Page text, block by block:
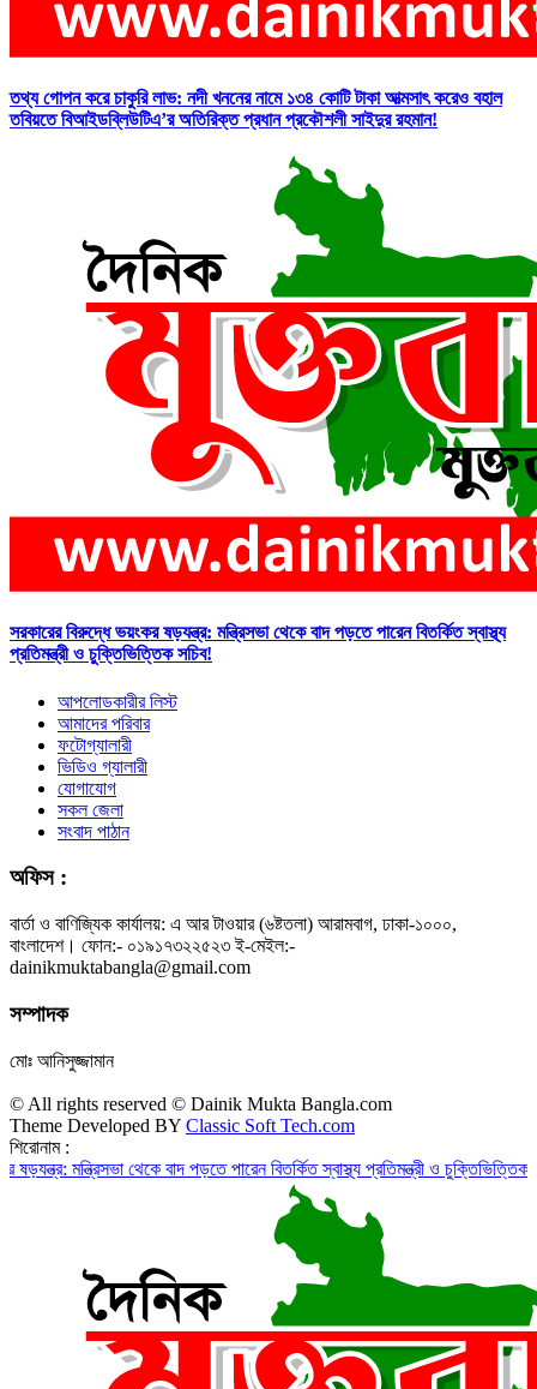
তথ্য গোপন করে চাকুরি লাভ: নদী খননের নামে ১৩৪ কোটি টাকা আত্মসাৎ করেও বহাল
তবিয়তে বিআইডব্লিউটিএ’র অতিরিক্ত প্রধান প্রকৌশলী সাইদুর রহমান!
সরকারের বিরুদ্ধে ভয়ংকর ষড়যন্ত্র: মন্ত্রিসভা থেকে বাদ পড়তে পারেন বিতর্কিত স্বাস্থ্য
প্রতিমন্ত্রী ও চুক্তিভিত্তিক সচিব!
আপলোডকারীর লিস্ট
আমাদের পরিবার
ফটোগ্যালারী
ভিডিও গ্যালারী
যোগাযোগ
সকল জেলা
সংবাদ পাঠান
অফিস :
বার্তা ও বাণিজ্যিক কার্যালয়: এ আর টাওয়ার (৬ষ্টতলা) আরামবাগ, ঢাকা-১০০০,
বাংলাদেশ। ফোন:- ০১৯১৭৩২২৫২৩ ই-মেইল:-
dainikmuktabangla@gmail.com
সম্পাদক
মোঃ আনিসুজ্জামান
© All rights reserved © Dainik Mukta Bangla.com
Theme Developed BY Classic Soft Tech.com
শিরোনাম :
থেকে বাদ পড়তে পারেন বিতর্কিত স্বাস্থ্য প্রতিমন্ত্রী ও চুক্তিভিত্তিক সচিব!